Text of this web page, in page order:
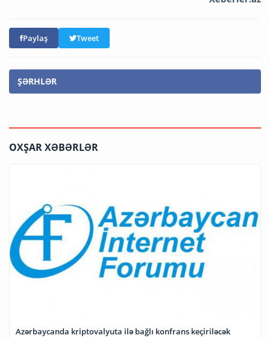
Paylaş Tweet
ŞƏRHLƏR
OXŞAR XƏBƏRLƏR
Azərbaycanda kriptovalyuta ilə bağlı konfrans keçiriləcək